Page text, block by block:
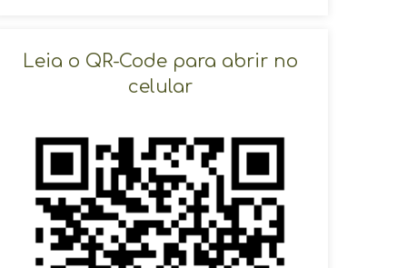
VOLTAR
Leia o QR-Code para abrir no
celular